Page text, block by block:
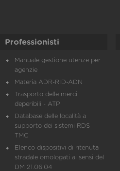
Professionisti
Manuale gestione utenze per
agenzie
Materia ADR-RID-ADN
Trasporto delle merci
deperibili - ATP
Database delle località a
supporto dei sistemi RDS
TMC
Elenco dispositivi di ritenuta
stradale omologati ai sensi del
DM 21.06.04